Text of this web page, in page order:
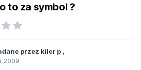
to za symbol ?
przez kiler p
2009